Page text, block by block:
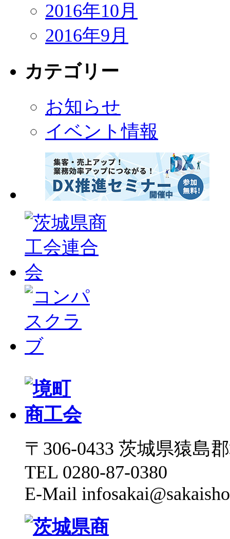
2016年10月
2016年9月
カテゴリー
お知らせ
イベント情報
〒306-0433 茨城県猿島
TEL 0280-87-0380
E-Mail